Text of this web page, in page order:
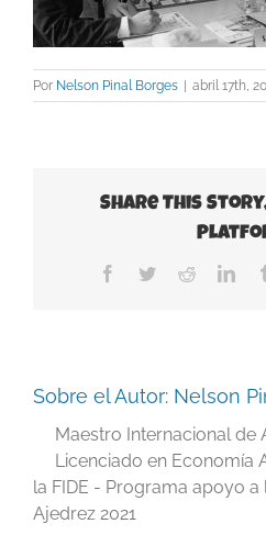
Por Nelson Pinal Borges | abril 17th,
Share This
Facebook
TwitterReddit
Sobre el Autor: Nelson
Maestro Internacional de
Licenciado en Economía
la FIDE - Programa apoyo
Ajedrez 2021